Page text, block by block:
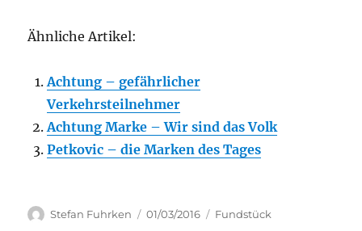
Ähnliche Artikel:
Achtung – gefährlicher
Verkehrsteilnehmer
Achtung Marke – Wir sind das Volk
Petkovic – die Marken des Tages
Author
Stefan Fuhrken
Posted
01/03/2016 Categories
Fundstück